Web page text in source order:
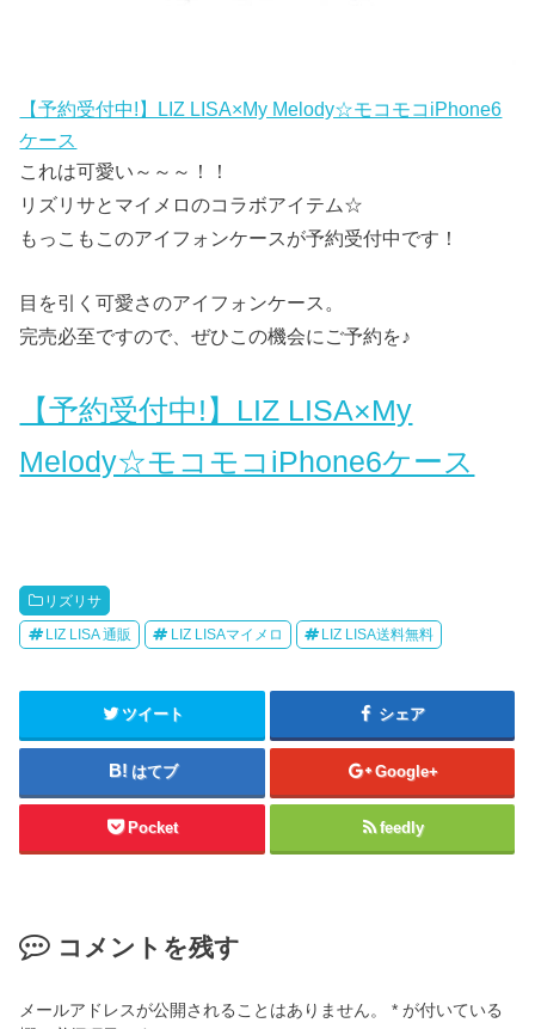
【予約受付中!】LIZ LISA×My Melody☆モコモコiPhone6
ケース
これは可愛い～～～！！
リズリサとマイメロのコラボアイテム☆
もっこもこのアイフォンケースが予約受付中です！
目を引く可愛さのアイフォンケース。
完売必至ですので、ぜひこの機会にご予約を♪
【予約受付中!】LIZ LISA×My
Melody☆モコモコiPhone6ケース
リズリサ
LIZ LISA 通販 LIZ LISAマイメロ LIZ LISA送料無料
ツイート シェア
はてブ Google+
Pocket feedly
コメントを残す
メールアドレスが公開されることはありません。 * が付いている